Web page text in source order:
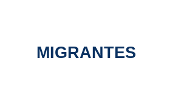
MIGRANTES